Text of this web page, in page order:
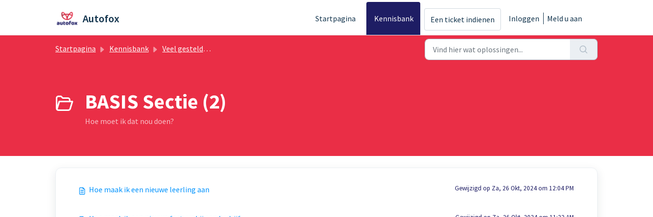
Autofox Startpagina Kennisbank Een ticket indienen Inloggen Meld u aan
Startpagina Kennisbank Veel gestelde vragen Autofox
BASIS Sectie (2)
Hoe moet ik dat nou doen?
Hoe maak ik een nieuwe leerling aan Gewijzigd op Za, 26 Okt, 2024 om 12:04 PM